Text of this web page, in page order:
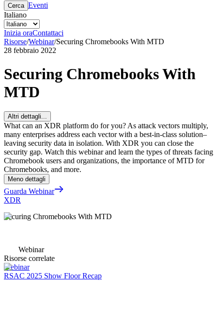
Cerca Eventi
Italiano
Inizia oraContattaci
Risorse/Webinar/Securing Chromebooks With MTD
28 febbraio 2022
Securing Chromebooks With
MTD
Altri dettagli...
What can an XDR platform do for you? As attack vectors multiply,
many enterprises address each vector with a best-in-class solution–
leaving security data in isolation. With XDR you can close the
security gap. Watch this webinar and learn the types of threats facing
Chromebook users and organizations, the importance of MTD for
Chromebooks, and more.
Meno dettagli
Guarda Webinar
XDR
Securing Chromebooks With MTD
Webinar
Risorse correlate
Webinar
RSAC 2025 Show Floor Recap